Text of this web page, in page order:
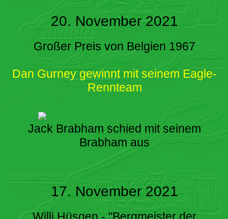
20. November 2021
Großer Preis von Belgien 1967
Dan Gurney gewinnt mit seinem Eagle-
Rennteam
Jack Brabham schied mit seinem
Brabham aus
17. November 2021